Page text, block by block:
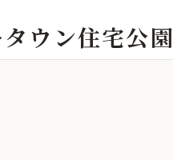
ウン住宅公園